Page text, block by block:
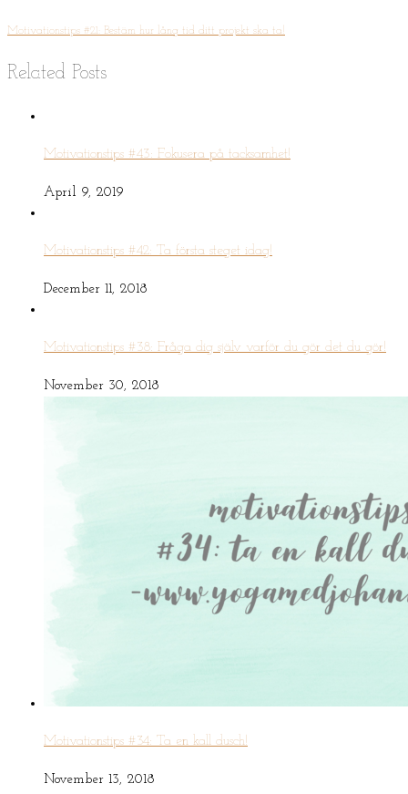
Motivationstips #21: Bestäm hur lång tid ditt projekt ska ta!
Related Posts
Motivationstips #43: Fokusera på tacksamhet!
April 9, 2019
Motivationstips #42: Ta första steget idag!
December 11, 2018
Motivationstips #38: Fråga dig själv varför du gör det du gör!
November 30, 2018
Motivationstips #34: Ta en kall dusch!
November 13, 2018